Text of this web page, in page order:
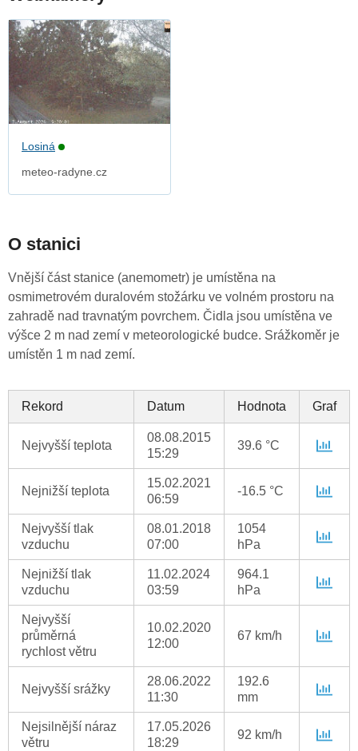
Losiná
meteo-radyne.cz
O stanici
Vnější část stanice (anemometr) je umístěna na
osmimetrovém duralovém stožárku ve volném prostoru na
zahradě nad travnatým povrchem. Čidla jsou umístěna ve
výšce 2 m nad zemí v meteorologické budce. Srážkoměr je
umístěn 1 m nad zemí.
Rekord Datum Hodnota Graf
Nejvyšší teplota
08.08.2015
15:29
39.6 °C
Nejnižší teplota
15.02.2021
06:59
-16.5 °C
Nejvyšší tlak
vzduchu
08.01.2018
07:00
1054
hPa
Nejnižší tlak
vzduchu
11.02.2024
03:59
964.1
hPa
Nejvyšší
průměrná
rychlost větru
10.02.2020
12:00
67 km/h
Nejvyšší srážky
28.06.2022
11:30
192.6
mm
Nejsilnější náraz
větru
17.05.2026
18:29
92 km/h